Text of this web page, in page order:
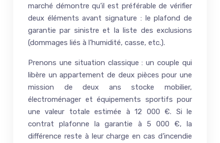
marché démontre qu’il est préférable de vérifier
deux éléments avant signature : le plafond de
garantie par sinistre et la liste des exclusions
(dommages liés à l’humidité, casse, etc.).
Prenons une situation classique : un couple qui
libère un appartement de deux pièces pour une
mission de deux ans stocke mobilier,
électroménager et équipements sportifs pour
une valeur totale estimée à 12 000 €. Si le
contrat plafonne la garantie à 5 000 €, la
différence reste à leur charge en cas d’incendie